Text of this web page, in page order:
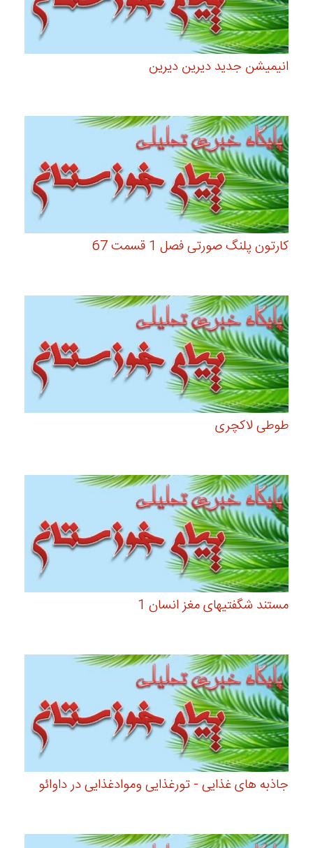
انیمیشن جدید دیرین دیرین
کارتون پلنگ صورتی فصل 1 قسمت 67
طوطی لاکچری
مستند شگفتیهای مغز انسان 1
جاذبه های غذایی - تورغذایی وموادغذایی در داوائو